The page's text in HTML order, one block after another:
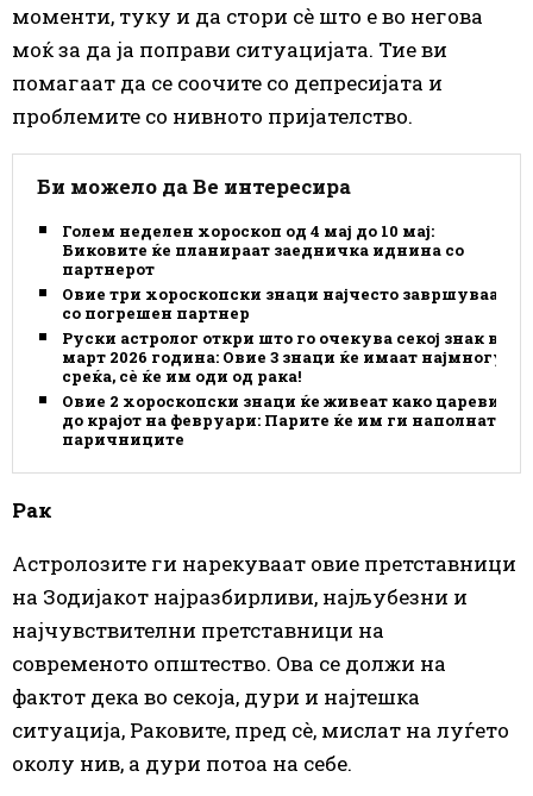
моменти, туку и да стори сè што е во негова
моќ за да ја поправи ситуацијата. Тие ви
помагаат да се соочите со депресијата и
проблемите со нивното пријателство.
Би можело да Ве интересира
Голем неделен хороскоп од 4 мај до 10 мај:
Биковите ќе планираат заедничка иднина со
партнерот
Овие три хороскопски знаци најчесто завршуваат
со погрешен партнер
Руски астролог откри што го очекува секој знак во
март 2026 година: Овие 3 знаци ќе имаат најмногу
среќа, сè ќе им оди од рака!
Овие 2 хороскопски знаци ќе живеат како цареви
до крајот на февруари: Парите ќе им ги наполнат
паричниците
Рак
Астролозите ги нарекуваат овие претставници
на Зодијакот најразбирливи, најљубезни и
најчувствителни претставници на
современото општество. Ова се должи на
фактот дека во секоја, дури и најтешка
ситуација, Раковите, пред сè, мислат на луѓето
околу нив, а дури потоа на себе.